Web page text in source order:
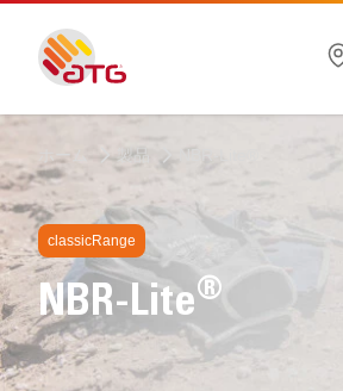
ホーム 製品 NBR-Lite®
classicRange
NBR-Lite®